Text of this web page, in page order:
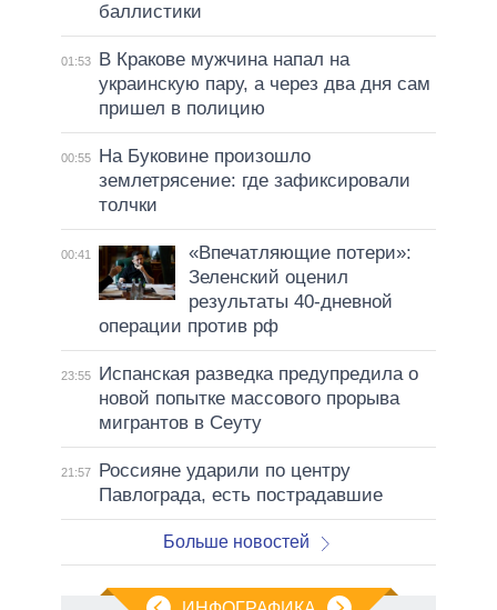
баллистики
01:53
В Кракове мужчина напал на
украинскую пару, а через два дня сам
пришел в полицию
00:55
На Буковине произошло
землетрясение: где зафиксировали
толчки
00:41
«Впечатляющие потери»:
Зеленский оценил
результаты 40-дневной
операции против рф
23:55
Испанская разведка предупредила о
новой попытке массового прорыва
мигрантов в Сеуту
21:57
Россияне ударили по центру
Павлограда, есть пострадавшие
Больше новостей